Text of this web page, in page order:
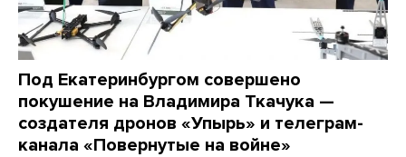
Под Екатеринбургом совершено
покушение на Владимира Ткачука —
создателя дронов «Упырь» и телеграм-
канала «Повернутые на войне»